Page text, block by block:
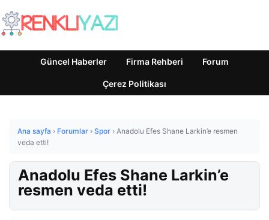
Güncel Haberler Firma Rehberi Forum
Çerez Politikası
Ana sayfa › Forumlar › Spor › Anadolu Efes Shane Larkin’e resmen
veda etti!
Anadolu Efes Shane Larkin’e
resmen veda etti!